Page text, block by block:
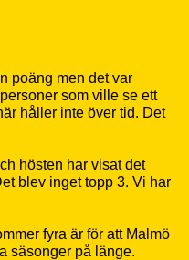
poäng men det var
som ville se ett
håller inte över tid. Det
hösten har visat det
blev inget topp 3. Vi har
fyra är för att Malmö
säsonger på länge.